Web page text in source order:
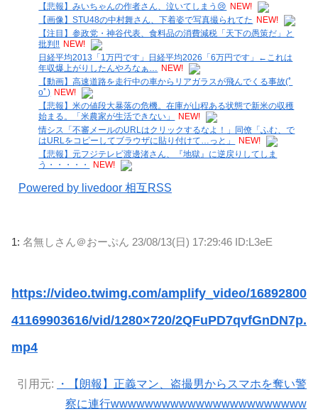
【悲報】みいちゃんの作者さん、泣いてしまう😢 NEW!
【画像】STU48の中村舞さん、下着姿で写真撮られてた NEW!
【注目】参政党・神谷代表、食料品の消費減税「天下の愚策だ」と
批判‼ NEW!
日経平均2013「1万円です」日経平均2026「6万円です」←これは
年収爆上がりしたんやろなぁ…
NEW!
【動画】高速道路を走行中の車からリアガラスが飛んでくる事故(ﾟ
oﾟ) NEW!
【悲報】米の値段大暴落の危機。在庫が山程ある状態で新米の収穫
始まる。「米農家が生活できない」
NEW!
情シス「不審メールのURLはクリックするなよ！」同僚「ふむ、で
はURLをコピーしてブラウザに貼り付けて…っと」
NEW!
【悲報】元フジテレビ渡邊渚さん、『地獄』に逆戻りしてしま
う・・・・・
NEW!
Powered by livedoor 相互RSS
1: 名無しさん＠おーぷん 23/08/13(日) 17:29:46 ID:L3eE
https://video.twimg.com/amplify_video/16892800
41169903616/vid/1280×720/2QFuPD7qvfGnDN7p.
mp4
引用元:
・【朗報】正義マン、盗撮男からスマホを奪い警
察に連行wwwwwwwwwwwwwwwwwwwwwww